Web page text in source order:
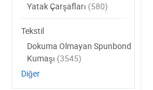
Yatak Çarşafları (580)
Tekstil
Dokuma Olmayan Spunbond
Kumaşı (3545)
Diğer